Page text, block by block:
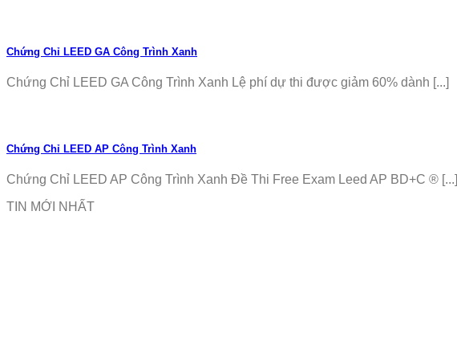
Chứng Chỉ LEED GA Công Trình Xanh
Chứng Chỉ LEED GA Công Trình Xanh Lệ phí dự thi được giảm 60% dành [...]
Chứng Chỉ LEED AP Công Trình Xanh
Chứng Chỉ LEED AP Công Trình Xanh Đề Thi Free Exam Leed AP BD+C ® [...]
TIN MỚI NHẤT